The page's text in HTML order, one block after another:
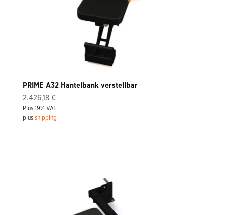
PRIME A32 Hantelbank verstellbar
2.426,18 €
Plus 19% VAT
plus shipping